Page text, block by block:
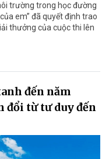
trường trong học đường
em” đã quyết định trao
thưởng của cuộc thi lên
đến năm
đổi từ tư duy đến